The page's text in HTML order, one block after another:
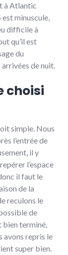
à Atlantic
minuscule,
difficile à
qu’il est
du
de nuit.
choisi
simple. Nous
l’entrée de
il y
l’espace
il faut le
de la
reculons le
de
bien terminé,
avons repris le
super bien.